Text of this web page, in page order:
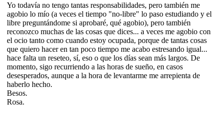
Yo todavía no tengo tantas responsabilidades, pero también me
agobio lo mío (a veces el tiempo "no-libre" lo paso estudiando y el
libre preguntándome si aprobaré, qué agobio), pero también
reconozco muchas de las cosas que dices... a veces me agobio con
el ocio tanto como cuando estoy ocupada, porque de tantas cosas
que quiero hacer en tan poco tiempo me acabo estresando igual...
hace falta un reseteo, sí, eso o que los días sean más largos. De
momento, sigo recurriendo a las horas de sueño, en casos
desesperados, aunque a la hora de levantarme me arrepienta de
haberlo hecho.
Besos.
Rosa.